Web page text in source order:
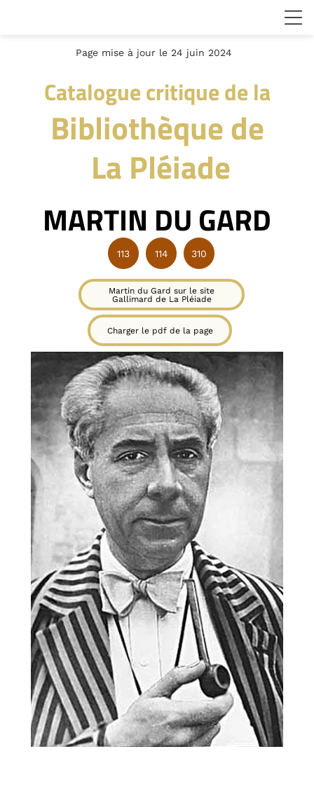
Catalogue critique de la
Bibliothèque de
La Pléiade
Page mise à jour le 24 juin 2024
113 114 310
Charger le pdf de la page
Martin du Gard sur le site
Gallimard de La Pléiade
MARTIN DU GARD